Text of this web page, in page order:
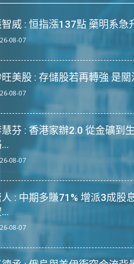
威 : 恒指漲137點 藥明系急
08-07
美股 : 存儲股若再轉強 是
08-07
芬 : 香港家辦2.0 從金礦到
08-07
: 中期多賺71% 增派3成股
08-07